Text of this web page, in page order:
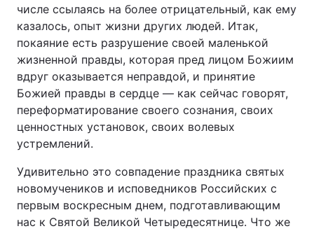
числе ссылаясь на более отрицательный, как ему
казалось, опыт жизни других людей. Итак,
покаяние есть разрушение своей маленькой
жизненной правды, которая пред лицом Божиим
вдруг оказывается неправдой, и принятие
Божией правды в сердце — как сейчас говорят,
переформатирование своего сознания, своих
ценностных установок, своих волевых
устремлений.
Удивительно это совпадение праздника святых
новомучеников и исповедников Российских с
первым воскресным днем, подготавливающим
нас к Святой Великой Четыредесятнице. Что же